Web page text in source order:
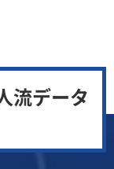
流データ